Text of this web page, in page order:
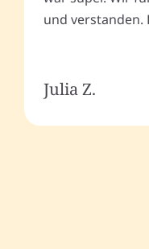
und verstanden.
Julia Z.